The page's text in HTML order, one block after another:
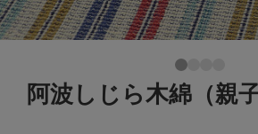
阿波しじら木綿（親子